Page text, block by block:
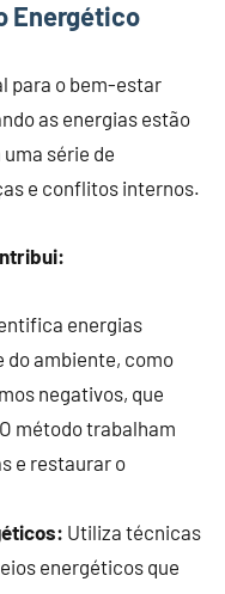
Energético
para o bem-estar
as energias estão
série de
e conflitos internos.
energias
do ambiente, como
negativos, que
método trabalham
e restaurar o
Utiliza técnicas
energéticos que